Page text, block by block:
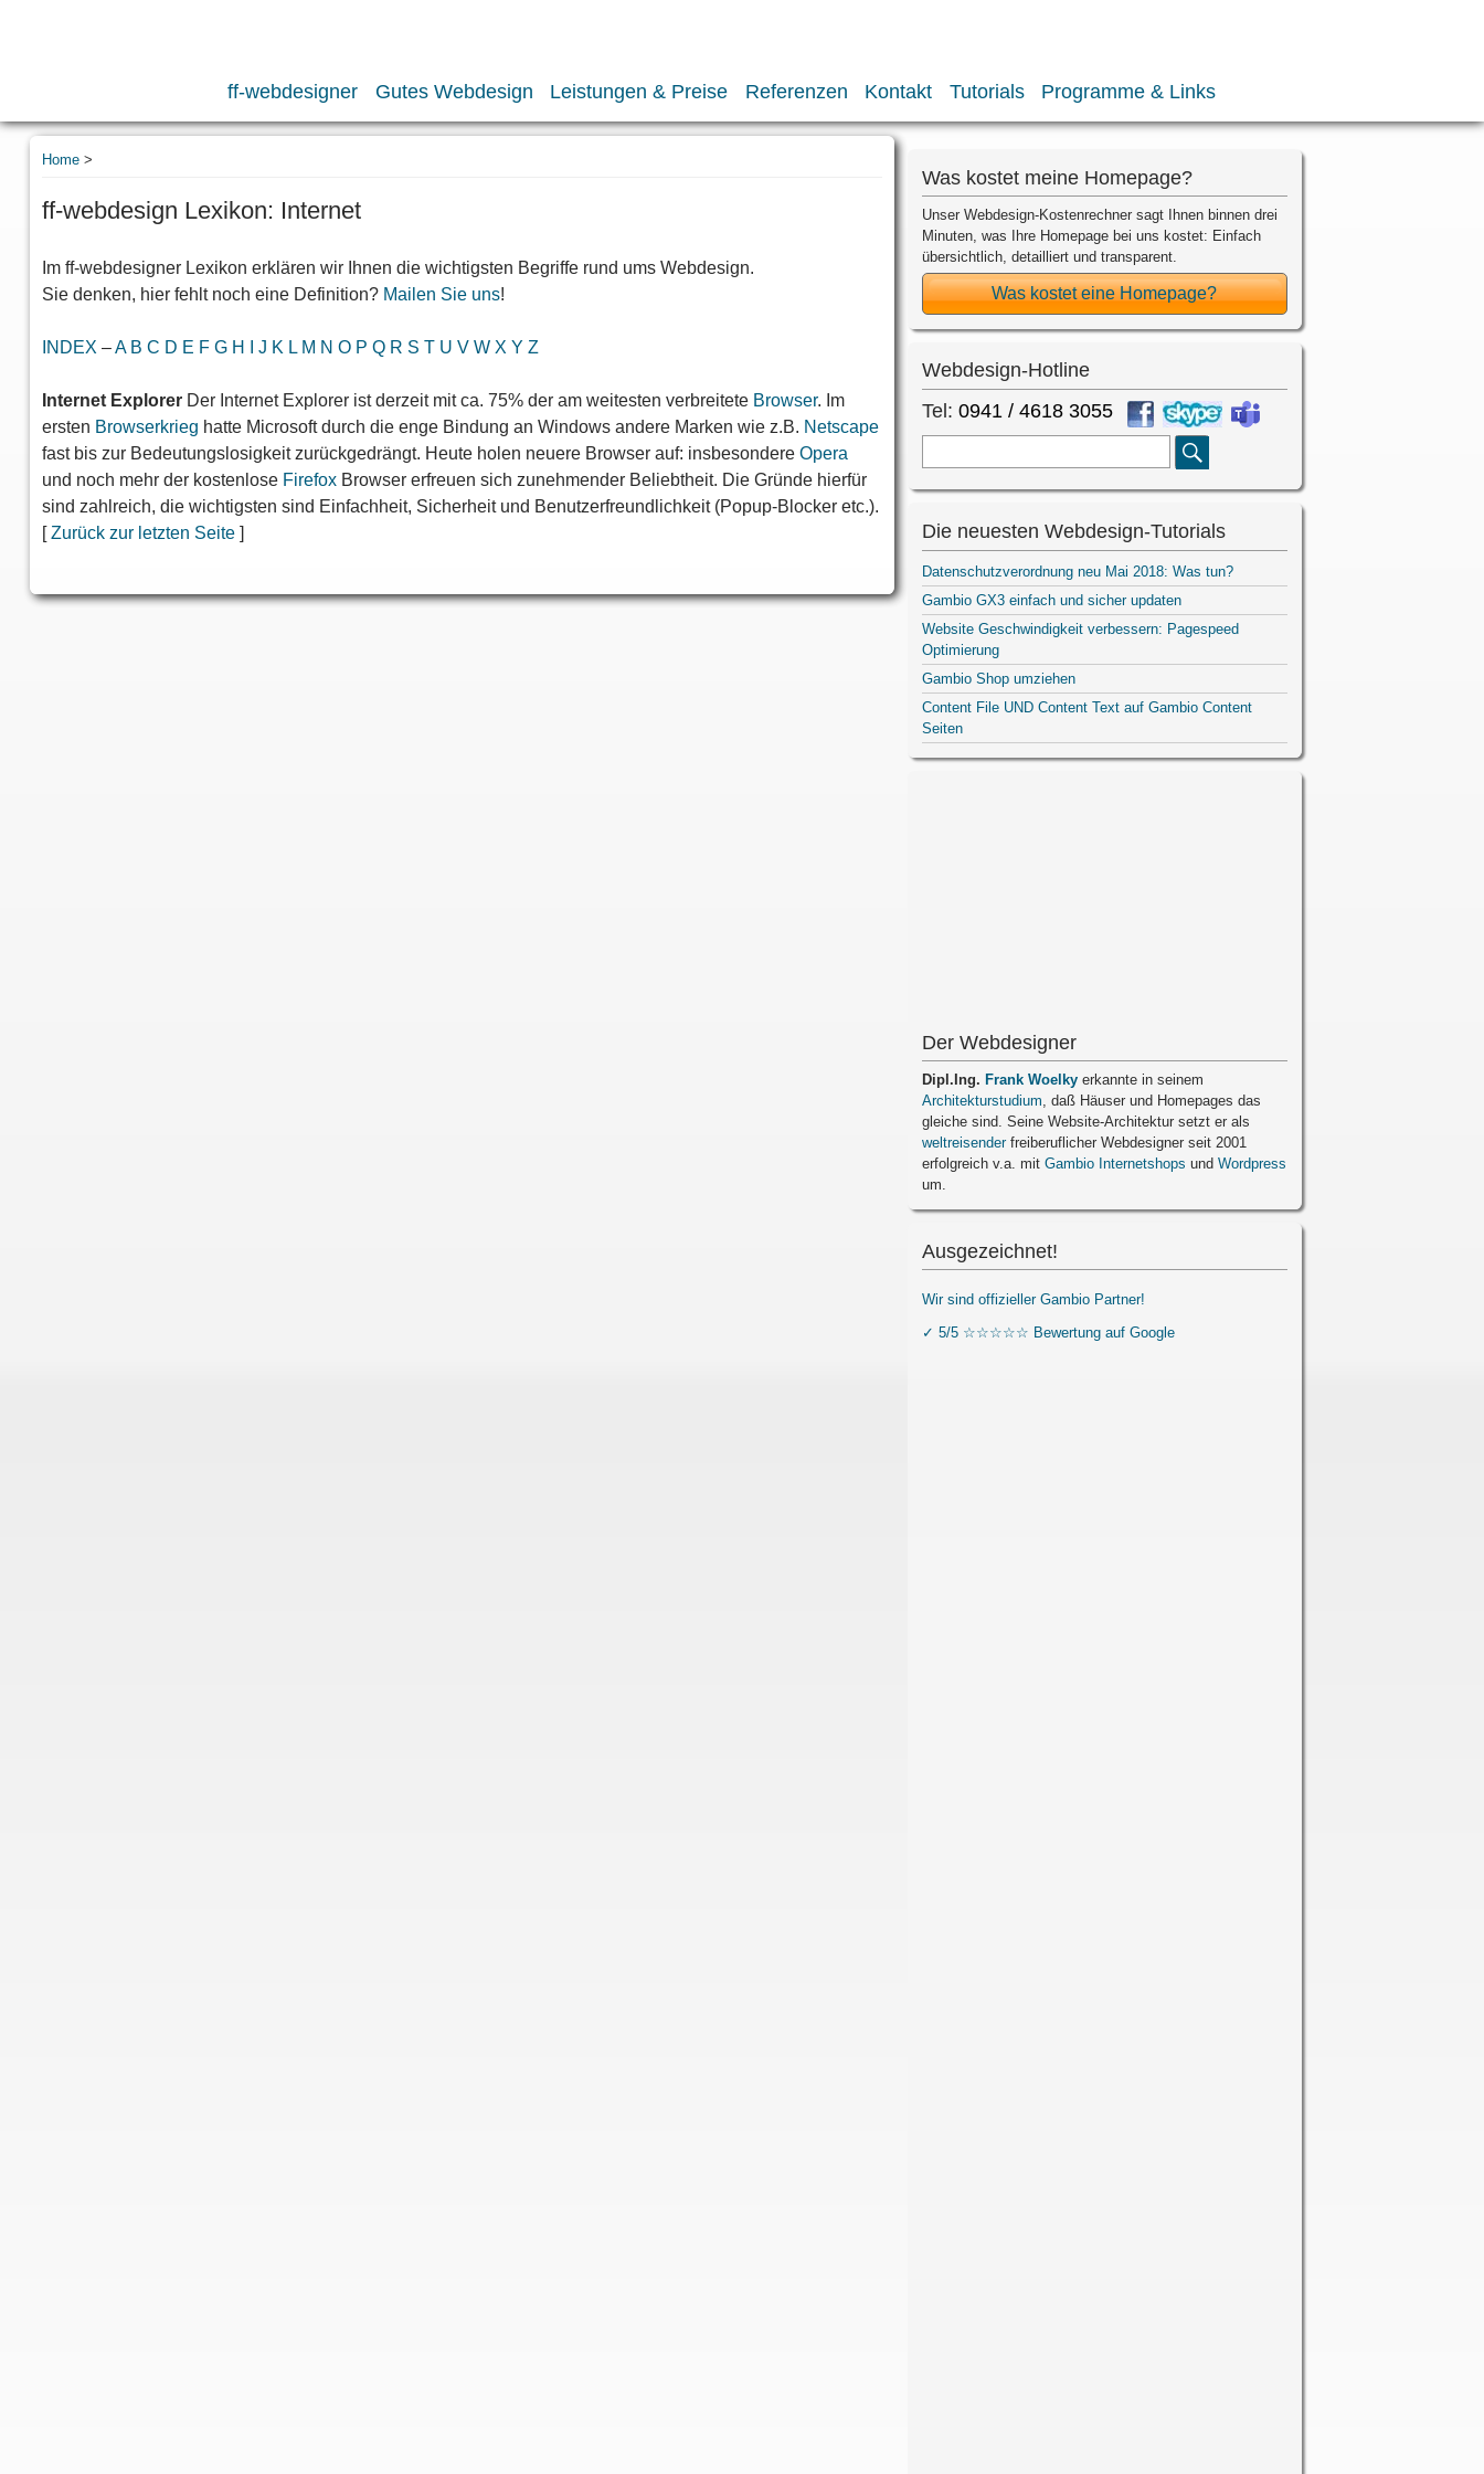
ff-webdesigner Gutes Webdesign Leistungen & Preise Referenzen Kontakt Tutorials Programme & Links
Home >
ff-webdesign Lexikon: Internet
Im ff-webdesigner Lexikon erklären wir Ihnen die wichtigsten Begriffe rund ums Webdesign.
Sie denken, hier fehlt noch eine Definition? Mailen Sie uns!
INDEX –A B C D E F G H J K L M N O P Q R S T U V W X Y Z
Internet Explorer Der Internet Explorer ist derzeit mit ca. 75% der am weitesten verbreitete Browser. Im
ersten Browserkrieg hatte Microsoft durch die enge Bindung an Windows andere Marken wie z.B. Netscape
fast bis zur Bedeutungslosigkeit zurückgedrängt. Heute holen neuere Browser auf: insbesondereOpera
und noch mehr der kostenlose Firefox Browser erfreuen sich zunehmender Beliebtheit. Die Gründe hierfür
sind zahlreich, die wichtigsten sind Einfachheit, Sicherheit und Benutzerfreundlichkeit (Popup-Blocker etc.).
[Zurück zur letzten Seite ]
Was kostet meine Homepage?
Unser Webdesign-Kostenrechner sagt Ihnen binnen drei
Minuten, was Ihre Homepage bei uns kostet: Einfach
übersichtlich, detailliert und transparent.
Was kostet eine Homepage?
Webdesign-Hotline
Tel: 0941 / 4618 3055
Die neuesten Webdesign-Tutorials
Datenschutzverordnung neu Mai 2018: Was tun?
Gambio GX3 einfach und sicher updaten
Website Geschwindigkeit verbessern: Pagespeed
Optimierung
Gambio Shop umziehen
Content File UND Content Text auf Gambio Content
Seiten
Der Webdesigner
Dipl.Ing. Frank Woelkyerkannte in seinem
Architekturstudium, daß Häuser und Homepages das
gleiche sind. Seine Website-Architektur setzt er als
weltreisenderfreiberuflicher Webdesigner seit 2001
erfolgreich v.a. mit Gambio Internetshops und Wordpress
um.
Ausgezeichnet!
Wir sind offizieller Gambio Partner!
✓ 5/5 ☆☆☆☆☆ Bewertung auf Google